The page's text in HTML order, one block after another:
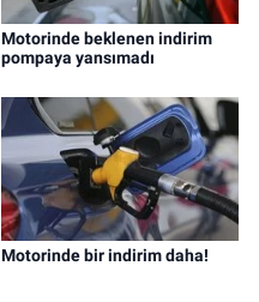
Motorinde beklenen indirim
pompaya yansımadı
Motorinde bir indirim daha!